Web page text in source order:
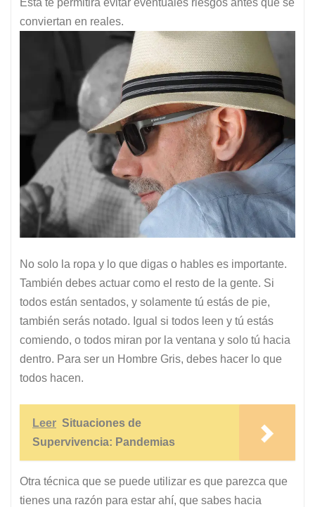
conviertan en reales.
No solo la ropa y lo que digas o hables es importante.
También debes actuar como el resto de la gente. Si
todos están sentados, y solamente tú estás de pie,
también serás notado. Igual si todos leen y tú estás
comiendo, o todos miran por la ventana y solo tú hacia
dentro. Para ser un Hombre Gris, debes hacer lo que
todos hacen.
Leer Situaciones de
Supervivencia: Pandemias
Otra técnica que se puede utilizar es que parezca que
tienes una razón para estar ahí, que sabes hacia